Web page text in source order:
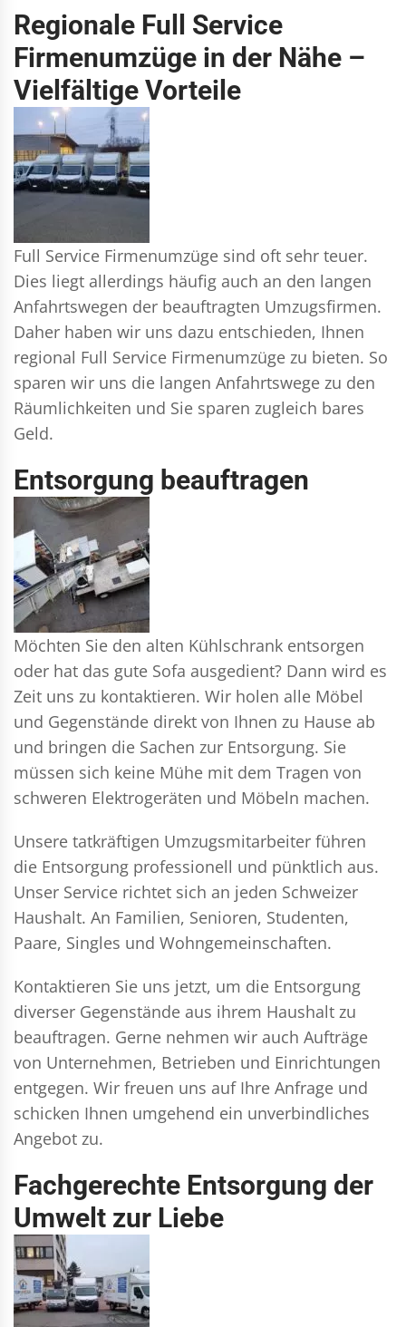
Regionale Full Service
Firmenumzüge in der Nähe –
Vielfältige Vorteile
Full Service Firmenumzüge sind oft sehr teuer.
Dies liegt allerdings häufig auch an den langen
Anfahrtswegen der beauftragten Umzugsfirmen.
Daher haben wir uns dazu entschieden, Ihnen
regional Full Service Firmenumzüge zu bieten. So
sparen wir uns die langen Anfahrtswege zu den
Räumlichkeiten und Sie sparen zugleich bares
Geld.
Entsorgung beauftragen
Möchten Sie den alten Kühlschrank entsorgen
oder hat das gute Sofa ausgedient? Dann wird es
Zeit uns zu kontaktieren. Wir holen alle Möbel
und Gegenstände direkt von Ihnen zu Hause ab
und bringen die Sachen zur Entsorgung. Sie
müssen sich keine Mühe mit dem Tragen von
schweren Elektrogeräten und Möbeln machen.
Unsere tatkräftigen Umzugsmitarbeiter führen
die Entsorgung professionell und pünktlich aus.
Unser Service richtet sich an jeden Schweizer
Haushalt. An Familien, Senioren, Studenten,
Paare, Singles und Wohngemeinschaften.
Kontaktieren Sie uns jetzt, um die Entsorgung
diverser Gegenstände aus ihrem Haushalt zu
beauftragen. Gerne nehmen wir auch Aufträge
von Unternehmen, Betrieben und Einrichtungen
entgegen. Wir freuen uns auf Ihre Anfrage und
schicken Ihnen umgehend ein unverbindliches
Angebot zu.
Fachgerechte Entsorgung der
Umwelt zur Liebe